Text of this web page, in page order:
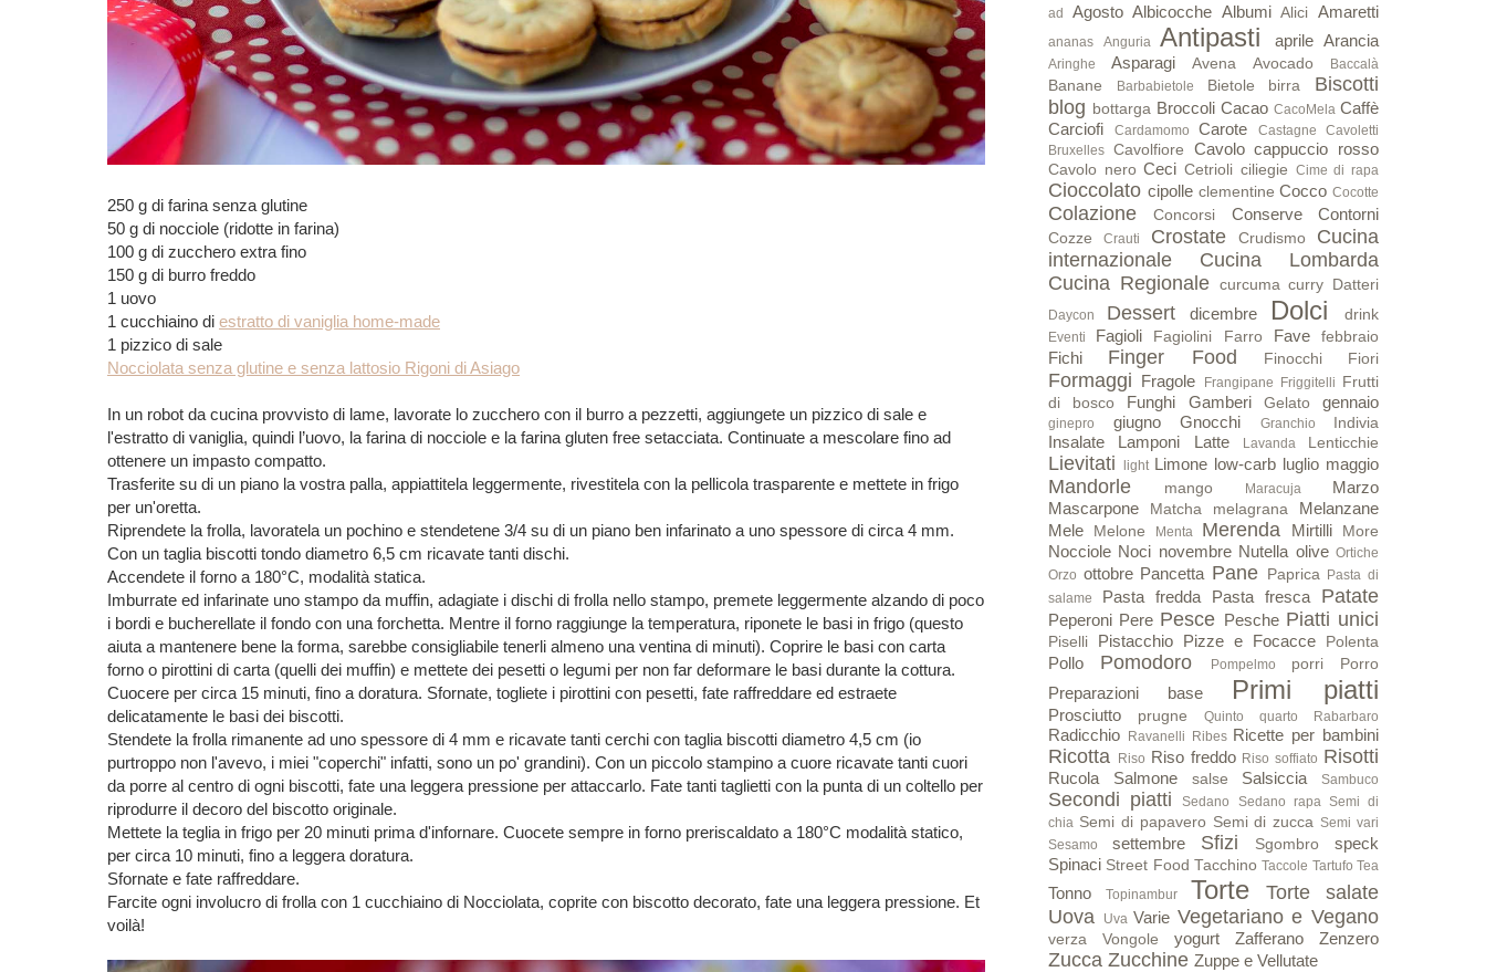
250 g di farina senza glutine
50 g di nocciole (ridotte in farina)
100 g di zucchero extra fino
150 g di burro freddo
1 uovo
1 cucchiaino di estratto di vaniglia home-made
1 pizzico di sale
Nocciolata senza glutine e senza lattosio Rigoni di Asiago
In un robot da cucina provvisto di lame, lavorate lo zucchero con il burro a pezzetti, aggiungete un pizzico di sale e
l'estratto di vaniglia, quindi l’uovo, la farina di nocciole e la farina gluten free setacciata. Continuate a mescolare fino ad
ottenere un impasto compatto.
Trasferite su di un piano la vostra palla, appiattitela leggermente, rivestitela con la pellicola trasparente e mettete in frigo
per un'oretta.
Riprendete la frolla, lavoratela un pochino e stendetene 3/4 su di un piano ben infarinato a uno spessore di circa 4 mm.
Con un taglia biscotti tondo diametro 6,5 cm ricavate tanti dischi.
Accendete il forno a 180°C, modalità statica.
Imburrate ed infarinate uno stampo da muffin, adagiate i dischi di frolla nello stampo, premete leggermente alzando di poco
i bordi e bucherellate il fondo con una forchetta. Mentre il forno raggiunge la temperatura, riponete le basi in frigo (questo
aiuta a mantenere bene la forma, sarebbe consigliabile tenerli almeno una ventina di minuti). Coprire le basi con carta
forno o pirottini di carta (quelli dei muffin) e mettete dei pesetti o legumi per non far deformare le basi durante la cottura.
Cuocere per circa 15 minuti, fino a doratura. Sfornate, togliete i pirottini con pesetti, fate raffreddare ed estraete
delicatamente le basi dei biscotti.
Stendete la frolla rimanente ad uno spessore di 4 mm e ricavate tanti cerchi con taglia biscotti diametro 4,5 cm (io
purtroppo non l'avevo, i miei "coperchi" infatti, sono un po' grandini). Con un piccolo stampino a cuore ricavate tanti cuori
da porre al centro di ogni biscotti, fate una leggera pressione per attaccarlo. Fate tanti taglietti con la punta di un coltello per
riprodurre il decoro del biscotto originale.
Mettete la teglia in frigo per 20 minuti prima d'infornare. Cuocete sempre in forno preriscaldato a 180°C modalità statico,
per circa 10 minuti, fino a leggera doratura.
Sfornate e fate raffreddare.
Farcite ogni involucro di frolla con 1 cucchiaino di Nocciolata, coprite con biscotto decorato, fate una leggera pressione. Et
voilà!
ad Agosto Albicocche Albumi Alici Amaretti
ananas Anguria Antipasti aprile Arancia
Aringhe Asparagi Avena Avocado Baccalà
Banane Barbabietole Bietole birra
Biscotti
blog bottarga Broccoli Cacao CacoMela Caffè
Carciofi
Cardamomo Carote Castagne
Cavoletti
Bruxelles Cavolfiore Cavolo cappuccio rosso
Cavolo nero Ceci Cetrioli ciliegie Cime di rapa
Cioccolato cipolle clementine Cocco Cocotte
Colazione Concorsi Conserve Contorni
Cozze Crauti Crostate Crudismo
Cucina
internazionale
Cucina Lombarda
Cucina Regionale
curcuma curry Datteri
Daycon Dessert dicembre Dolci drink
Eventi Fagioli Fagiolini Farro Fave febbraio
Fichi Finger Food Finocchi Fiori
Formaggi Fragole Frangipane Friggitelli Frutti
di bosco
Funghi Gamberi Gelato gennaio
ginepro giugno Gnocchi Granchio Indivia
Insalate Lamponi Latte Lavanda Lenticchie
Lievitati light Limone low-carb luglio maggio
Mandorle mango Maracuja
Marzo
Mascarpone
Matcha melagrana
Melanzane
Mele
Melone Menta Merenda Mirtilli More
Nocciole Noci novembre Nutella olive Ortiche
Orzo ottobre Pancetta Pane Paprica Pasta di
salame
Pasta fredda Pasta fresca Patate
Peperoni Pere Pesce Pesche Piatti unici
Piselli Pistacchio Pizze e Focacce Polenta
Pollo Pomodoro Pompelmo porri Porro
Preparazioni base Primi piatti
Prosciutto prugne Quinto quarto Rabarbaro
Radicchio Ravanelli Ribes Ricette per bambini
Ricotta Riso Riso freddo Riso soffiato Risotti
Rucola Salmone salse Salsiccia Sambuco
Secondi piatti Sedano Sedano rapa Semi di
chia Semi di papavero Semi di zucca Semi vari
Sesamo
settembre Sfizi Sgombro
speck
Spinaci Street Food Tacchino Taccole Tartufo Tea
Tonno Topinambur Torte
Torte salate
Uova
Uva Varie Vegetariano e Vegano
verza Vongole yogurt Zafferano Zenzero
Zucca Zucchine Zuppe e Vellutate